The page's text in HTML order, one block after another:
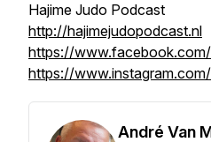
Hajime Judo Podcast
http://hajimejudopodcast.nl
https://
https://
André Van